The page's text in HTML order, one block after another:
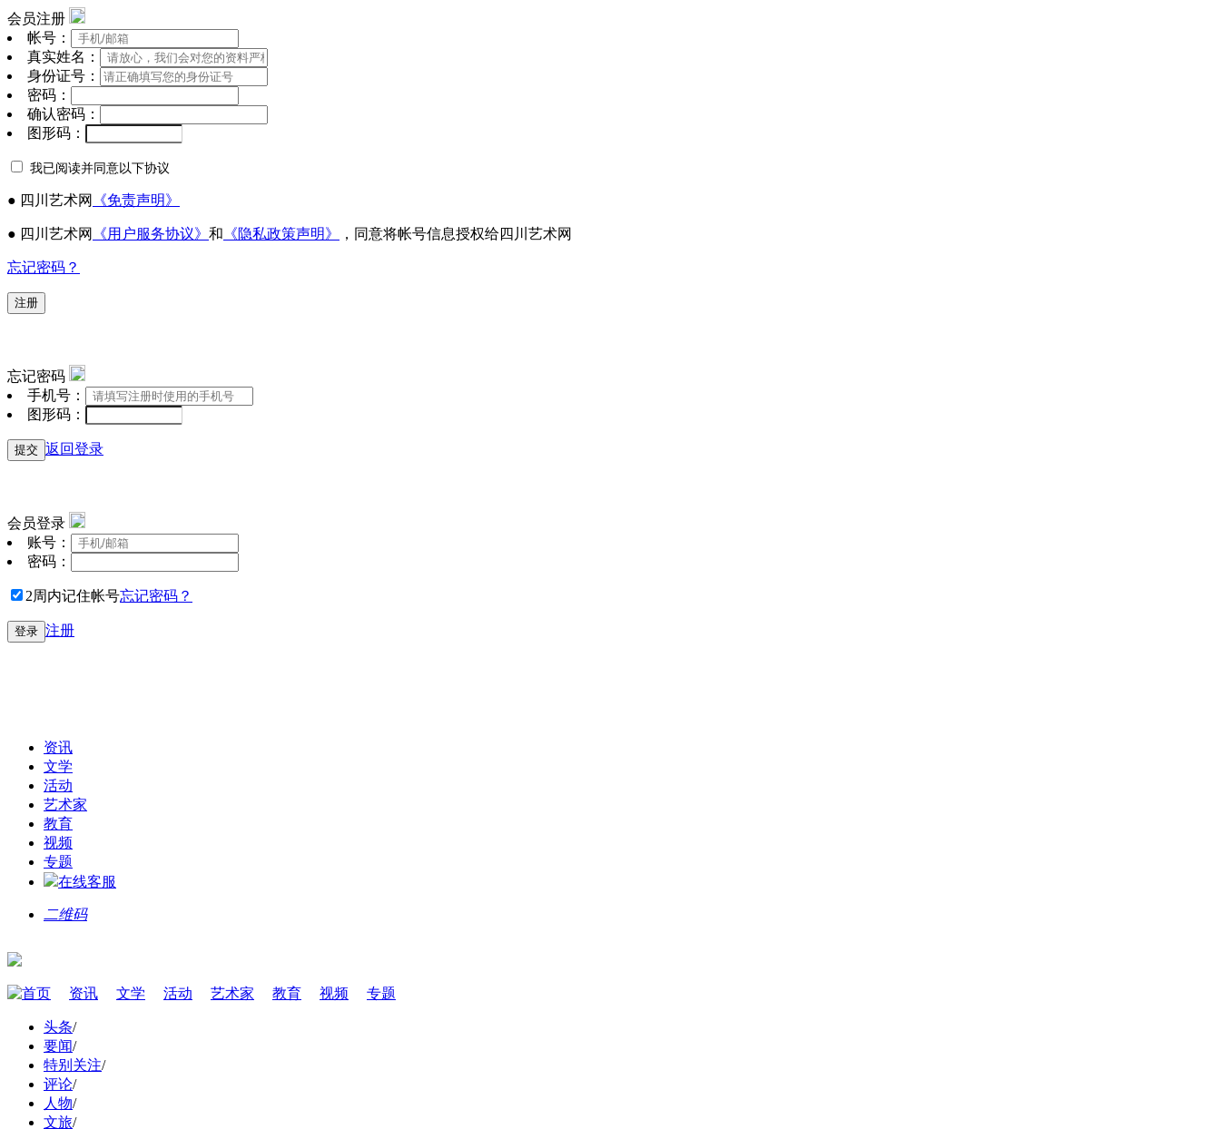
会员注册
帐号：
真实姓名：
身份证号：
密码：
确认密码：
图形码：
我已阅读并同意以下协议
● 四川艺术网 《免责声明》
● 四川艺术网 《用户服务协议》 和 《隐私政策声明》 ，同意将帐号信息授权给四川艺术网
忘记密码？
注册
忘记密码
手机号：
图形码：
提交 返回登录
会员登录
账号：
密码：
2周内记住帐号忘记密码？
登录 注册
资讯
文学
活动
艺术家
教育
视频
专题
在线客服
二维码
首页 资讯 文学 活动 艺术家 教育 视频 专题
头条/
要闻/
特别关注/
评论/
人物/
文旅/